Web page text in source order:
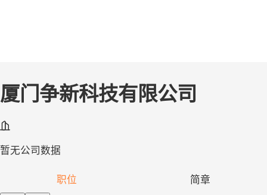
厦门争新科技有限公司
暂无公司数据
职位 简章